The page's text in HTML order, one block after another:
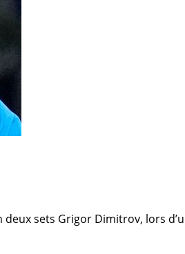
sets Grigor Dimitrov, lors